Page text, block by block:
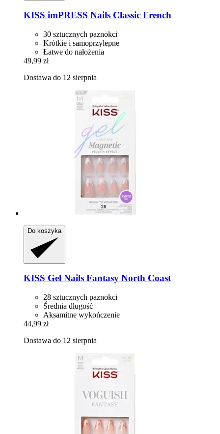
KISS imPRESS Nails Classic French
30 sztucznych paznokci
Krótkie i samoprzylepne
Łatwe do nałożenia
49,99 zł
Dostawa do 12 sierpnia
Do koszyka
KISS Gel Nails Fantasy North Coast
28 sztucznych paznokci
Średnia długość
Aksamitne wykończenie
44,99 zł
Dostawa do 12 sierpnia